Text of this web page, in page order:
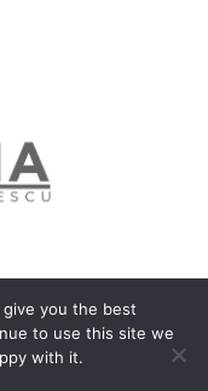
fișierele cookies
you the best
to use this site we
with it.